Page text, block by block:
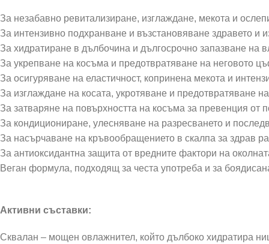
За незабавно ревитализиране, изглаждане, мекота и
За интензивно подхранване и възстановяване здравето и
За хидратиране в дълбочина и дългосрочно запазване на
За укрепване на косъма и предотвратяване на неговото
За осигуряване на еластичност, копринена мекота и
За изглаждане на косата, укротяване и предотвратяване
За затваряне на повърхността на косъма за превенция от
За кондициониране, улесняване на разресването и
За насърчаване на кръвообращението в скалпа за здрав
За антиоксидантна защита от вредните фактори на
Веган формула, подходящ за честа употреба и за
Активни съставки:
Сквалан – мощен овлажнител, който дълбоко хидратира